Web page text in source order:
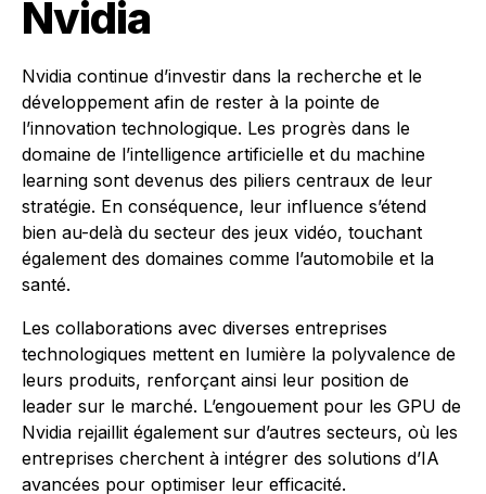
Nvidia
Nvidia continue d’investir dans la recherche et le
développement afin de rester à la pointe de
l’innovation technologique. Les progrès dans le
domaine de l’intelligence artificielle et du machine
learning sont devenus des piliers centraux de leur
stratégie. En conséquence, leur influence s’étend
bien au-delà du secteur des jeux vidéo, touchant
également des domaines comme l’automobile et la
santé.
Les collaborations avec diverses entreprises
technologiques mettent en lumière la polyvalence de
leurs produits, renforçant ainsi leur position de
leader sur le marché. L’engouement pour les GPU de
Nvidia rejaillit également sur d’autres secteurs, où les
entreprises cherchent à intégrer des solutions d’IA
avancées pour optimiser leur efficacité.